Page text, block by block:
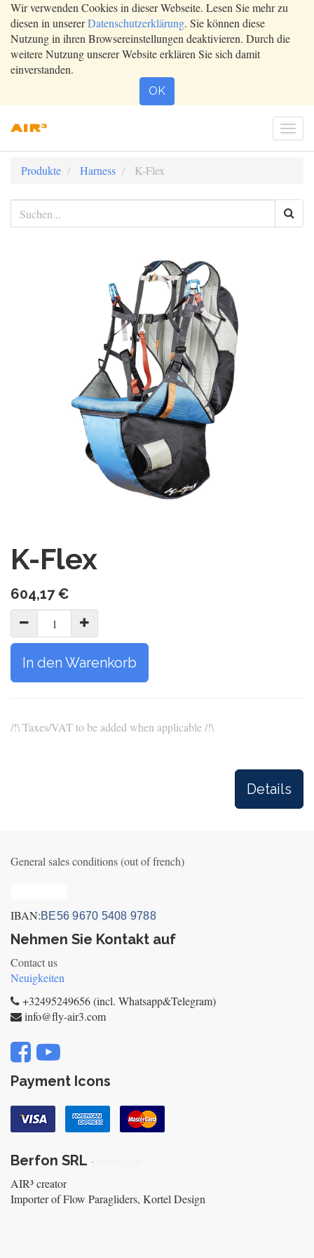
Wir verwenden Cookies in dieser Webseite. Lesen Sie mehr zu
diesen in unsererDatenschutzerklärung. Sie können diese
Nutzung in ihren Browsereinstellungen deaktivieren. Durch die
weitere Nutzung unserer Website erklären Sie sich damit
einverstanden.
OK
Produkte Harness K-Flex
K-Flex
604,17€
In den Warenkorb
/!\ Taxes/VAT to be added when applicable /!\
Details
General sales conditions (out of french)
IBAN:BE56 9670 5408 9788
Nehmen Sie Kontakt auf
Contact us
Neuigkeiten
+32495249656 (incl. Whatsapp&Telegram)
info@fly-air3.com
Payment Icons
Berfon SRL -
AIR³ creator
Importer of Flow Paragliders, Kortel Design